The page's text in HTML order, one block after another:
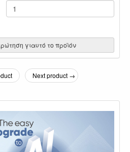
γιαυτό το προϊόν
Next product →